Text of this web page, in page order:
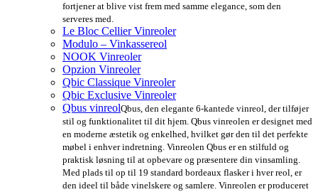
fortjener at blive vist frem med samme elegance, som den
serveres med.
Le Bloc Cellier Vinreoler
Modulo – Vinkassereol
NOOK Vinreoler
Opzion Vinreoler
Qbic Classique Vinreoler
Qbic Exclusive Vinreoler
Qbus vinreolQbus, den elegante 6-kantede vinreol, der tilføjer
stil og funktionalitet til dit hjem. Qbus vinreolen er designet med
en moderne æstetik og enkelhed, hvilket gør den til det perfekte
møbel i enhver indretning. Vinreolen Qbus er en stilfuld og
praktisk løsning til at opbevare og præsentere din vinsamling.
Med plads til op til 19 standard bordeaux flasker i hver reol, er
den ideel til både vinelskere og samlere. Vinreolen er produceret